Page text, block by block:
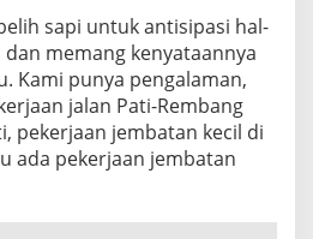
sapi untuk antisipasi hal-
memang kenyataannya
Kami punya pengalaman,
jalan Pati-Rembang
pekerjaan jembatan kecil di
ada pekerjaan jembatan